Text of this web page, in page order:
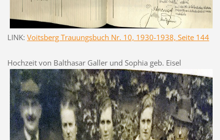
LINK: Voitsberg Trauungsbuch Nr. 10, 1930-1938, Seite 144
Hochzeit von Balthasar Galler und Sophia geb. Eisel